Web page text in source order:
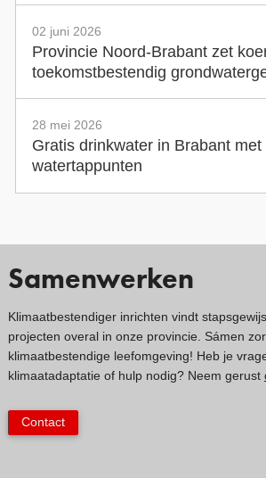
02 juni 2026
Provincie Noord-Brabant zet
toekomstbestendig
28 mei 2026
Gratis drinkwater in Brabant met
watertappunten
Samenwerken
Klimaatbestendiger inrichten vindt
projecten overal in onze provincie. Sámen
klimaatbestendige leefomgeving! Heb je
klimaatadaptatie of hulp nodig? Neem gerust
Contact